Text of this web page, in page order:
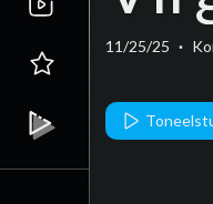
11/25/25 ·